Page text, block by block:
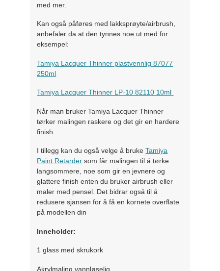
med mer.
Kan også påføres med lakksprøyte/airbrush,
anbefaler da at den tynnes noe ut med for
eksempel:
Tamiya Lacquer Thinner plastvennlig 87077
250ml
Tamiya Lacquer Thinner LP-10 82110 10ml
Når man bruker Tamiya Lacquer Thinner
tørker malingen raskere og det gir en hardere
finish.
I tillegg kan du også velge å brukeTamiya
Paint Retarder som får malingen til å tørke
langsommere, noe som gir en jevnere og
glattere finish enten du bruker airbrush eller
maler med pensel. Det bidrar også til å
redusere sjansen for å få en kornete overflate
på modellen din
Inneholder:
1 glass med skrukork
Akrylmaling vannløselig